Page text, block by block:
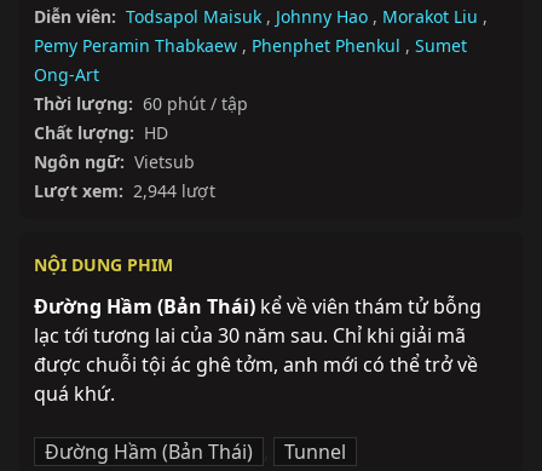
Diễn viên: Todsapol Maisuk , Johnny Hao , Morakot Liu ,
Pemy Peramin Thabkaew , Phenphet Phenkul , Sumet
Ong-Art
Thời lượng: 60 phút / tập
Chất lượng: HD
Ngôn ngữ: Vietsub
Lượt xem: 2,944 lượt
NỘI DUNG PHIM
Đường Hầm (Bản Thái) kể về viên thám tử bỗng
lạc tới tương lai của 30 năm sau. Chỉ khi giải mã
được chuỗi tội ác ghê tởm, anh mới có thể trở về
quá khứ.
Đường Hầm (Bản Thái) , Tunnel